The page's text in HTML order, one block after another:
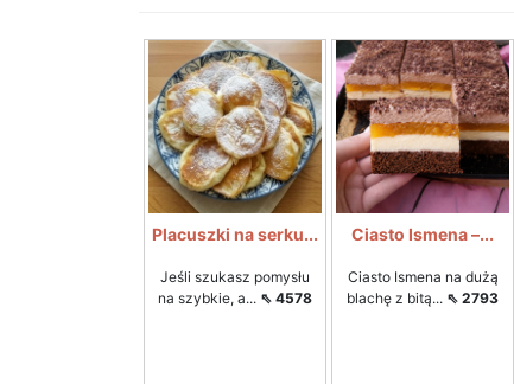
Placuszki na serku...
Jeśli szukasz pomysłu
na szybkie, a... ⇖ 4578
Ciasto Ismena –...
Ciasto Ismena na dużą
blachę z bitą... ⇖ 2793